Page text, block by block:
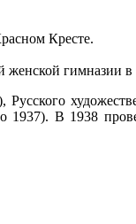
Кресте.
гимназии в
1937). В 1938